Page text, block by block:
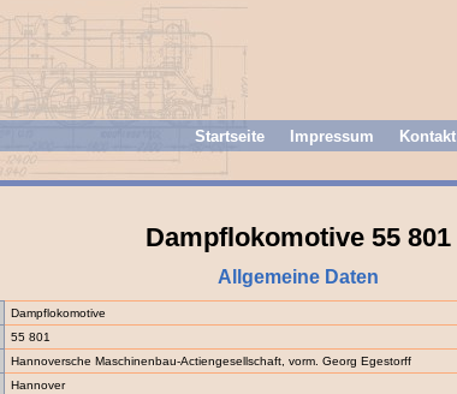
Startseite Impressum Kontakt
Dampflokomotive 55 801
Allgemeine Daten
Dampflokomotive
55 801
Hannoversche Maschinenbau-Actiengesellschaft, vorm. Georg Egestorff
Hannover